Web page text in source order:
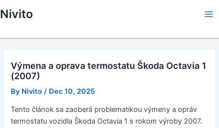
to
Nivito
Výmena a oprava termostatu Škoda Octavia 1
(2007)
By Nivito / Dec 10, 2025
Tento článok sa zaoberá problematikou výmeny a opráv
termostatu vozidla Škoda Octavia 1 s rokom výroby 2007.